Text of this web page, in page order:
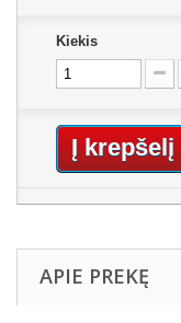
Kiekis
Į krepšelį
APIE PREKĘ